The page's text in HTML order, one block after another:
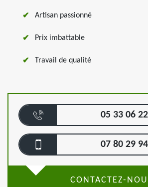
Artisan passionné
Prix imbattable
Travail de qualité
05 33 06
07 80 29
CONTACTEZ-